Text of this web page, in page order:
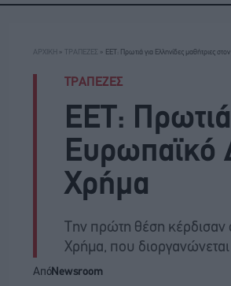
ΑΡΧΙΚΗ » ΤΡΑΠΕΖΕΣ » ΕΕΤ: Πρωτιά για Ελληνίδες μαθήτριες
ΤΡΑΠΕΖΕΣ
ΕΕΤ: Πρωτιά
Ευρωπαϊκό
Χρήμα
Την πρώτη θέση
Χρήμα, που
ΑπόNewsroom